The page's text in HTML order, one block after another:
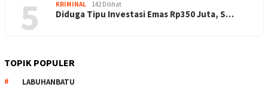
5 KRIMINAL 142 Dilihat
Diduga Tipu Investasi Emas Rp350 Juta, S…
TOPIK POPULER
LABUHANBATU